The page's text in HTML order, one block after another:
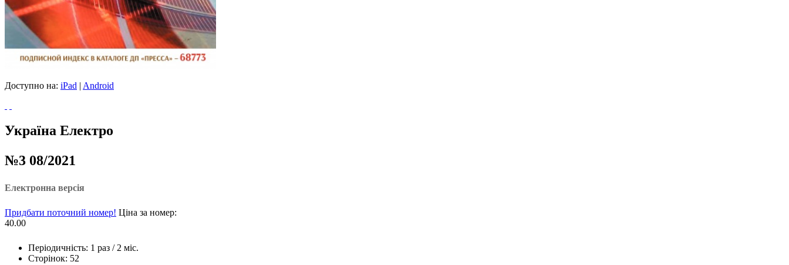
Доступно на: iPad | Android
Україна Електро
№3 08/2021
Електронна версія
Придбати поточний номер! Ціна за номер:
40.00
Періодичність: 1 раз / 2 міс.
Сторінок: 52